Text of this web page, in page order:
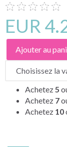
EUR
Ajouter au
Achetez 5
Achetez 7
Achetez 10